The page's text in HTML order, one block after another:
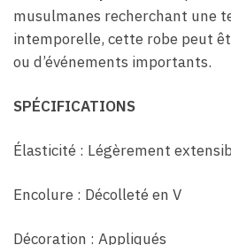
musulmanes recherchant une
intemporelle, cette robe peut
ou d’événements importants.
SPÉCIFICATIONS
Élasticité : Légèrement
Encolure : Décolleté en V
Décoration : Appliqués